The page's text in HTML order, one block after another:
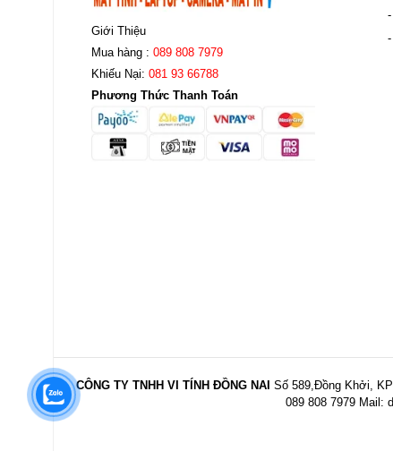
Giới Thiệu
Mua hàng : 089 808 7979
Khiếu Nại: 081 93 66788
Phương Thức Thanh Toán
CÔNG TY TNHH VI TÍNH ĐỒNG NAI Số 589,Đồng Khởi,
089 808 7979 Mail: